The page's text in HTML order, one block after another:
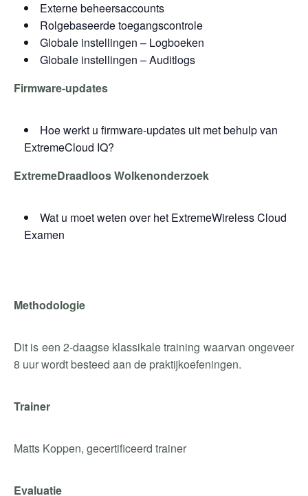
Externe beheersaccounts
Rolgebaseerde toegangscontrole
Globale instellingen – Logboeken
Globale instellingen – Auditlogs
Firmware-updates
Hoe werkt u firmware-updates uit met behulp van
ExtremeCloud IQ?
ExtremeDraadloos Wolkenonderzoek
Wat u moet weten over het ExtremeWireless Cloud
Examen
Methodologie
Dit is een 2-daagse klassikale training waarvan ongeveer
8 uur wordt besteed aan de praktijkoefeningen.
Trainer
Matts Koppen, gecertificeerd trainer
Evaluatie